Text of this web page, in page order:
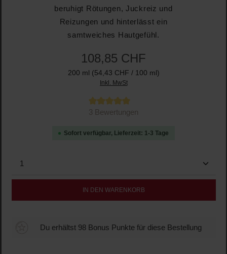
beruhigt Rötungen, Juckreiz und
Reizungen und hinterlässt ein
samtweiches Hautgefühl.
108,85 CHF
200 ml (54,43 CHF / 100 ml)
Inkl. MwSt
Durchschnittliche Bewertung von 5 von 5 Sternen
3 Bewertungen
Sofort verfügbar, Lieferzeit: 1-3 Tage
Produkt Anzahl: Gib den gewünschten Wert ein
IN DEN WARENKORB
Du erhältst 98 Bonus Punkte für diese Bestellung